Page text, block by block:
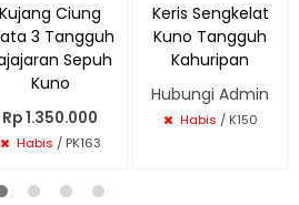
Kujang Ciung
3 Tangguh
Sepuh
Kuno
Rp 1.350.000
Habis / PK163
Keris Sengkelat
Kuno Tangguh
Kahuripan
Hubungi Admin
Habis / K150